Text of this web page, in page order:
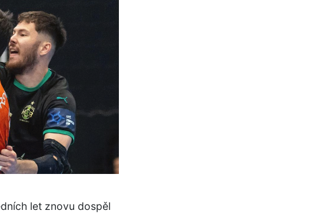
let znovu dospěl